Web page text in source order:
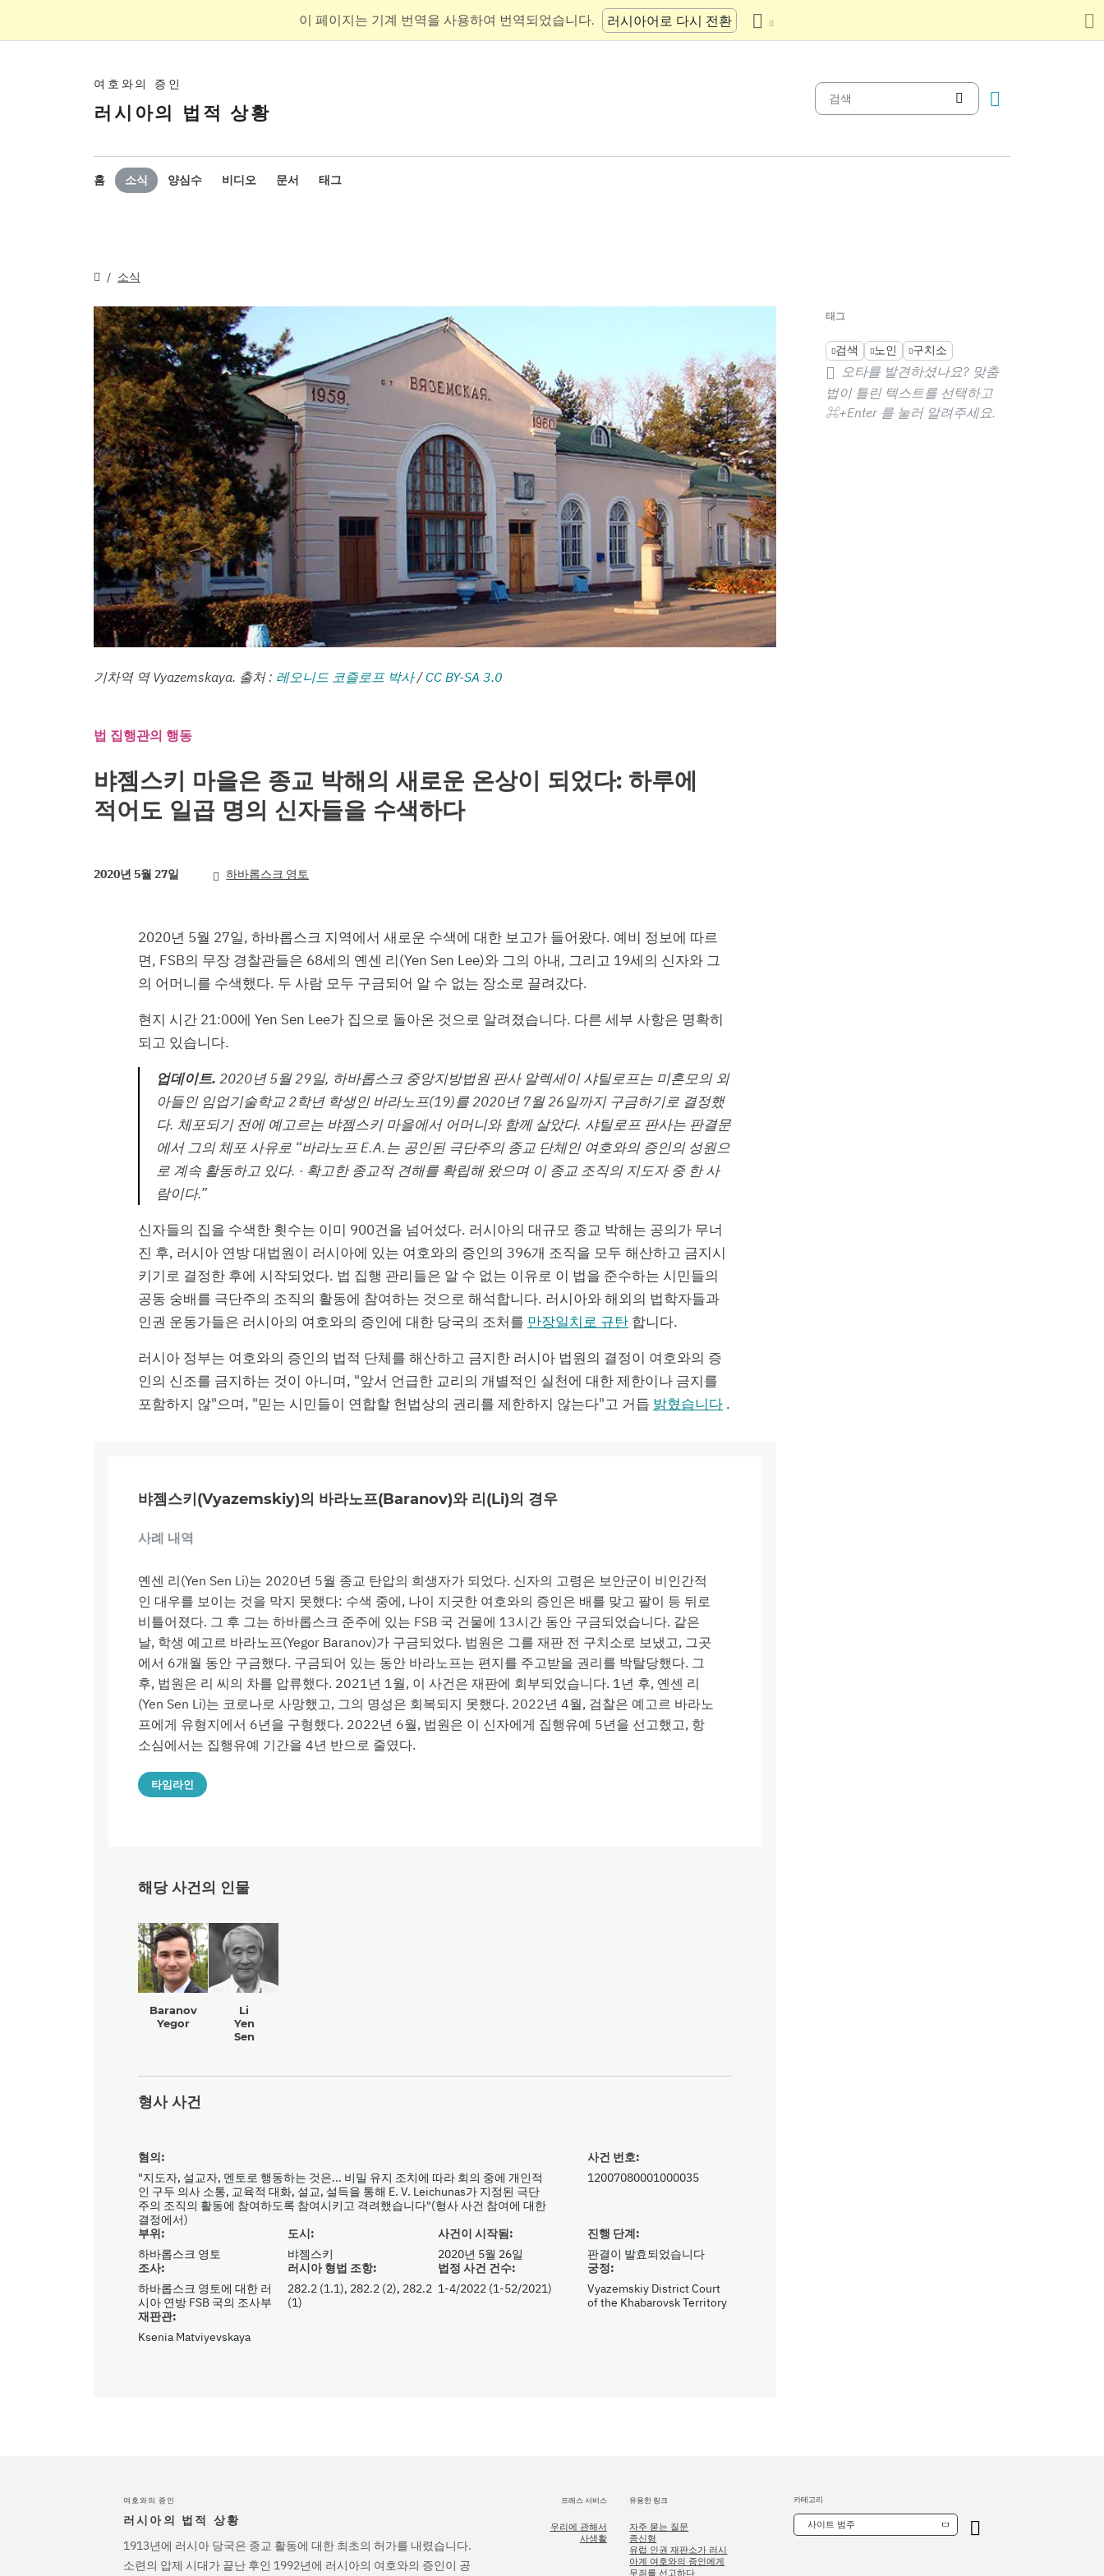
이 페이지는 기계 번역을 사용하여 번역되었습니다. 러시아어로 다시 전환
여호와의 증인
러시아의 법적 상황
홈 소식 양심수 비디오 문서 태그
소식
기차역 역 Vyazemskaya. 출처 : 레오니드 코즐로프 박사/CC BY-SA 3.0
법 집행관의 행동
뱌젬스키 마을은 종교 박해의 새로운 온상이 되었다: 하루에
적어도 일곱 명의 신자들을 수색하다
2020년 5월 27일 하바롭스크 영토
2020년 5월 27일, 하바롭스크 지역에서 새로운 수색에 대한 보고가 들어왔다. 예비 정보에 따르
면, FSB의 무장 경찰관들은 68세의 옌센 리(Yen Sen Lee)와 그의 아내, 그리고 19세의 신자와 그
의 어머니를 수색했다. 두 사람 모두 구금되어 알 수 없는 장소로 끌려갔다.
현지 시간 21:00에 Yen Sen Lee가 집으로 돌아온 것으로 알려졌습니다. 다른 세부 사항은 명확히
되고 있습니다.
업데이트. 2020년 5월 29일, 하바롭스크 중앙지방법원 판사 알렉세이 샤틸로프는 미혼모의 외
아들인 임업기술학교 2학년 학생인 바라노프(19)를 2020년 7월 26일까지 구금하기로 결정했
다. 체포되기 전에 예고르는 뱌젬스키 마을에서 어머니와 함께 살았다. 샤틸로프 판사는 판결문
에서 그의 체포 사유로 “바라노프 E.A.는 공인된 극단주의 종교 단체인 여호와의 증인의 성원으
로 계속 활동하고 있다. · 확고한 종교적 견해를 확립해 왔으며 이 종교 조직의 지도자 중 한 사
람이다.”
신자들의 집을 수색한 횟수는 이미 900건을 넘어섰다. 러시아의 대규모 종교 박해는 공의가 무너
진 후, 러시아 연방 대법원이 러시아에 있는 여호와의 증인의 396개 조직을 모두 해산하고 금지시
키기로 결정한 후에 시작되었다. 법 집행 관리들은 알 수 없는 이유로 이 법을 준수하는 시민들의
공동 숭배를 극단주의 조직의 활동에 참여하는 것으로 해석합니다. 러시아와 해외의 법학자들과
인권 운동가들은 러시아의 여호와의 증인에 대한 당국의 조처를 만장일치로 규탄 합니다.
러시아 정부는 여호와의 증인의 법적 단체를 해산하고 금지한 러시아 법원의 결정이 여호와의 증
인의 신조를 금지하는 것이 아니며, "앞서 언급한 교리의 개별적인 실천에 대한 제한이나 금지를
포함하지 않"으며, "믿는 시민들이 연합할 헌법상의 권리를 제한하지 않는다"고 거듭 밝혔습니다 .
태그
검색 노인 구치소
오타를 발견하셨나요? 맞춤
법이 틀린 텍스트를 선택하고
⌘+Enter 를 눌러 알려주세요.
뱌젬스키(Vyazemskiy)의 바라노프(Baranov)와 리(Li)의 경우
사례 내역
옌센 리(Yen Sen Li)는 2020년 5월 종교 탄압의 희생자가 되었다. 신자의 고령은 보안군이 비인간적
인 대우를 보이는 것을 막지 못했다: 수색 중에, 나이 지긋한 여호와의 증인은 배를 맞고 팔이 등 뒤로
비틀어졌다. 그 후 그는 하바롭스크 준주에 있는 FSB 국 건물에 13시간 동안 구금되었습니다. 같은
날, 학생 예고르 바라노프(Yegor Baranov)가 구금되었다. 법원은 그를 재판 전 구치소로 보냈고, 그곳
에서 6개월 동안 구금했다. 구금되어 있는 동안 바라노프는 편지를 주고받을 권리를 박탈당했다. 그
후, 법원은 리 씨의 차를 압류했다. 2021년 1월, 이 사건은 재판에 회부되었습니다. 1년 후, 옌센 리
(Yen Sen Li)는 코로나로 사망했고, 그의 명성은 회복되지 못했다. 2022년 4월, 검찰은 예고르 바라노
프에게 유형지에서 6년을 구형했다. 2022년 6월, 법원은 이 신자에게 집행유예 5년을 선고했고, 항
소심에서는 집행유예 기간을 4년 반으로 줄였다.
타임라인
해당 사건의 인물
Baranov
Yegor
Li
Yen
Sen
형사 사건
부위:
하바롭스크 영토
도시:
뱌젬스키
혐의:
"지도자, 설교자, 멘토로 행동하는 것은... 비밀 유지 조치에 따라 회의 중에 개인적
인 구두 의사 소통, 교육적 대화, 설교, 설득을 통해 E. V. Leichunas가 지정된 극단
주의 조직의 활동에 참여하도록 참여시키고 격려했습니다"(형사 사건 참여에 대한
결정에서)
사건 번호:
12007080001000035
사건이 시작됨:
2020년 5월 26일
진행 단계:
판결이 발효되었습니다
조사:
하바롭스크 영토에 대한 러
시아 연방 FSB 국의 조사부
러시아 형법 조항:
282.2 (1.1), 282.2 (2), 282.2
(1)
법정 사건 건수:
1-4/2022 (1-52/2021)
궁정:
Vyazemskiy District Court
of the Khabarovsk Territory
재판관:
Ksenia Matviyevskaya
여호와의 증인
러시아의 법적 상황
1913년에 러시아 당국은 종교 활동에 대한 최초의 허가를 내렸습니다.
소련의 압제 시대가 끝난 후인 1992년에 러시아의 여호와의 증인이 공
프레스 서비스
우리에 관해서
사생활
유용한 링크
자주 묻는 질문
종신형
유럽 인권 재판소가 러시
아계 여호와의 증인에게
무죄를 선고하다
카테고리
사이트 범주